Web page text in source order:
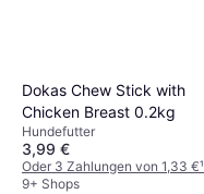
Dokas Chew Stick with
Chicken Breast 0.2kg
Hundefutter
3,99 €
Oder 3 Zahlungen von 1,33 €¹
9+ Shops